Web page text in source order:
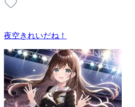
夜空きれいだね！